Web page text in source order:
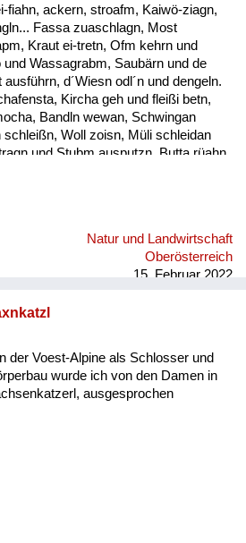
fiahn, ackern, stroafm, Kaiwö-ziagn,
Fassa zuaschlagn, Most
Kraut ei-tretn, Ofm kehrn und
und Wassagrabm, Saubärn und de
d´Wiesn odl´n und dengeln.
Kircha geh und fleißi betn,
Bandln wewan, Schwingan
schleißn, Woll zoisn, Müli schleidan
und Stubm ausputzn, Butta rüahn
zan Kinamocha. Da Herbst klopft
fliagn scho davo, wann glei da
Natur und Landwirtschaft
Oberösterreich
15. Februar 2022
der Voest-Alpine als Schlosser und
wurde ich von den Damen in
ausgesprochen